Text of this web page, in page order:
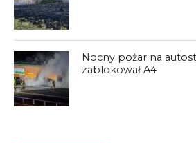
Nocny pożar na
zablokował A4